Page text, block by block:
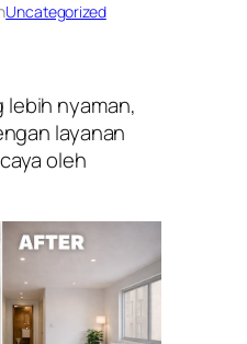
Uncategorized
lebih nyaman,
layanan
oleh